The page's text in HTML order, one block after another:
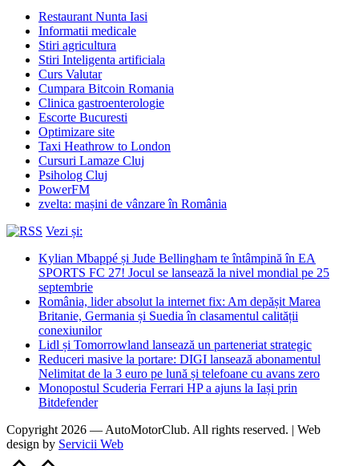
Restaurant Nunta Iasi
Informatii medicale
Stiri agricultura
Stiri Inteligenta artificiala
Curs Valutar
Cumpara Bitcoin Romania
Clinica gastroenterologie
Escorte Bucuresti
Optimizare site
Taxi Heathrow to London
Cursuri Lamaze Cluj
Psiholog Cluj
PowerFM
zvelta: mașini de vânzare în România
Vezi și:
Kylian Mbappé și Jude Bellingham te întâmpină în EA
SPORTS FC 27! Jocul se lansează la nivel mondial pe 25
septembrie
România, lider absolut la internet fix: Am depășit Marea
Britanie, Germania și Suedia în clasamentul calității
conexiunilor
Lidl și Tomorrowland lansează un parteneriat strategic
Reduceri masive la portare: DIGI lansează abonamentul
Nelimitat de la 3 euro pe lună și telefoane cu avans zero
Monopostul Scuderia Ferrari HP a ajuns la Iași prin
Bitdefender
Copyright 2026 — AutoMotorClub. All rights reserved. | Web
design by Servicii Web